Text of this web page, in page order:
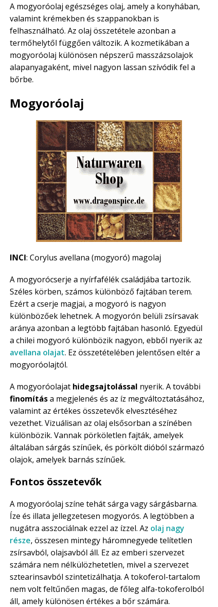
A mogyoróolaj egészséges olaj, amely a konyhában,
valamint krémekben és szappanokban is
felhasználható. Az olaj összetétele azonban a
termőhelytől függően változik. A kozmetikában a
mogyoróolaj különösen népszerű masszázsolajok
alapanyagaként, mivel nagyon lassan szívódik fel a
bőrbe.
Mogyoróolaj
INCI: Corylus avellana (mogyoró) magolaj
A mogyorócserje a nyírfafélék családjába tartozik.
Széles körben, számos különböző fajtában terem.
Ezért a cserje magjai, a mogyoró is nagyon
különbözőek lehetnek. A mogyorón belüli zsírsavak
aránya azonban a legtöbb fajtában hasonló. Egyedül
a chilei mogyoró különbözik nagyon, ebből nyerik az
avellana olajat. Ez összetételében jelentősen eltér a
mogyoróolajtól.
A mogyoróolajat hidegsajtolással nyerik. A további
finomítása megjelenés és az íz megváltoztatásához,
valamint az értékes összetevők elvesztéséhez
vezethet. Vizuálisan az olaj elsősorban a színében
különbözik. Vannak pörköletlen fajták, amelyek
általában sárgás színűek, és pörkölt dióból származó
olajok, amelyek barnás színűek.
Fontos összetevők
A mogyoróolaj színe tehát sárga vagy sárgásbarna.
Íze és illata jellegzetesen mogyorós. A legtöbben a
nugátra asszociálnak ezzel az ízzel. Az olaj nagy
része, összesen mintegy háromnegyede telítetlen
zsírsavból, olajsavból áll. Ez az emberi szervezet
számára nem nélkülözhetetlen, mivel a szervezet
sztearinsavból szintetizálhatja. A tokoferol-tartalom
nem volt feltűnően magas, de főleg alfa-tokoferolból
áll, amely különösen értékes a bőr számára.